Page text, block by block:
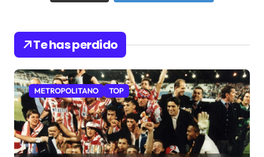
Te has perdido
METROPOLITANO TOP